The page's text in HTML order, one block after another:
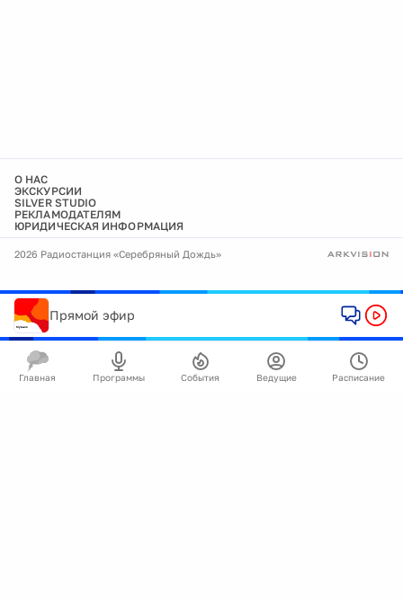
О НАС
ЭКСКУРСИИ
SILVER STUDIO
РЕКЛАМОДАТЕЛЯМ
ЮРИДИЧЕСКАЯ ИНФОРМАЦИЯ
2026 Радиостанция «Серебряный Дождь»
Прямой эфир
Главная Программы События Ведущие Расписание